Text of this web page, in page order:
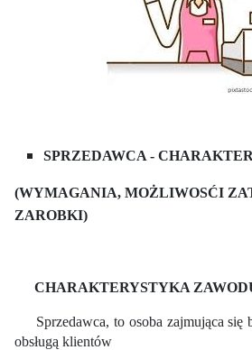
SPRZEDAWCA -
(WYMAGANIA, MOŻLIWOSĆI
ZAROBKI)
CHARAKTERYSTYKA
Sprzedawca, to osoba zajmująca się
obsługą klientów